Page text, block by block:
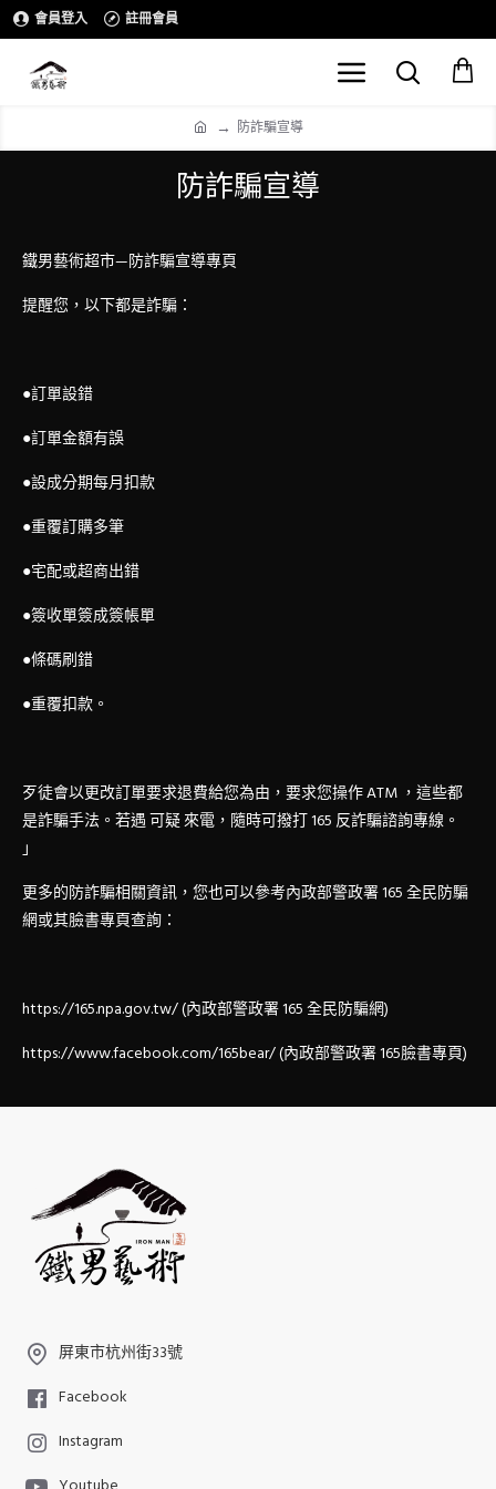
會員登入 註冊會員
防詐騙宣導
防詐騙宣導
鐵男藝術超市—防詐騙宣導專頁
提醒您，以下都是詐騙：
●訂單設錯
●訂單金額有誤
●設成分期每月扣款
●重覆訂購多筆
●宅配或超商出錯
●簽收單簽成簽帳單
●條碼刷錯
●重覆扣款。
歹徒會以更改訂單要求退費給您為由，要求您操作 ATM ，這些都
是詐騙手法。若遇 可疑 來電，隨時可撥打 165 反詐騙諮詢專線。
」
更多的防詐騙相關資訊，您也可以參考內政部警政署 165 全民防騙
網或其臉書專頁查詢：
https://165.npa.gov.tw/ (內政部警政署 165 全民防騙網)
https://www.facebook.com/165bear/ (內政部警政署 165臉書專頁)
屏東市杭州街33號
Facebook
Instagram